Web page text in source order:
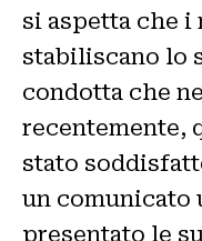
si aspetta che i
stabiliscano lo
condotta che
recentemente,
stato
un comunicato
presentato le